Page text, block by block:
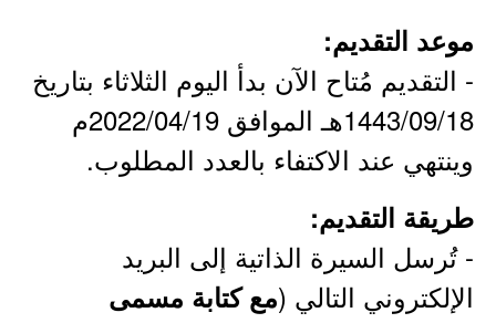
موعد التقديم:
- التقديم مُتاح الآن بدأ اليوم الثلاثاء بتاريخ
1443/09/18هـ الموافق 2022/04/19م
وينتهي عند الاكتفاء بالعدد المطلوب.
طريقة التقديم:
- تُرسل السيرة الذاتية إلى البريد
الإلكتروني التالي (مع كتابة مسمى